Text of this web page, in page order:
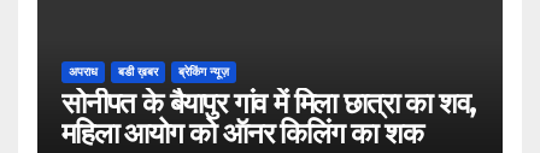
अपराध बडी ख़बर ब्रेकिंग न्यूज़
सोनीपत के बैयापुर गांव में मिला छात्रा का शव,
महिला आयोग को ऑनर किलिंग का शक